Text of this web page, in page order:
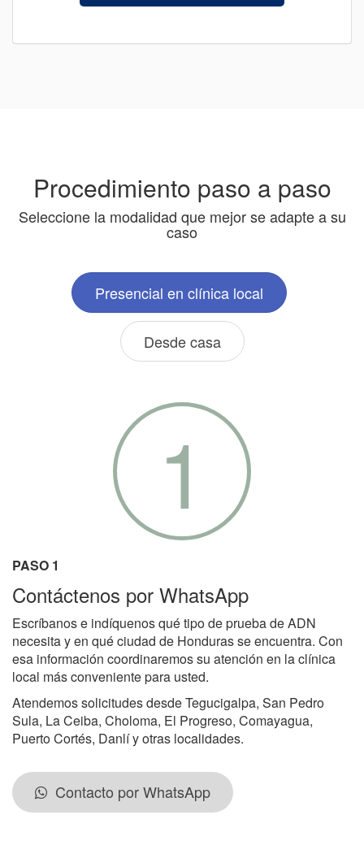
Procedimiento paso a paso
Seleccione la modalidad que mejor se adapte a su
caso
Presencial en clínica local
Desde casa
1
PASO 1
Contáctenos por WhatsApp
Escríbanos e indíquenos qué tipo de prueba de ADN
necesita y en qué ciudad de Honduras se encuentra. Con
esa información coordinaremos su atención en la clínica
local más conveniente para usted.
Atendemos solicitudes desde Tegucigalpa, San Pedro
Sula, La Ceiba, Choloma, El Progreso, Comayagua,
Puerto Cortés, Danlí y otras localidades.
Contacto por WhatsApp